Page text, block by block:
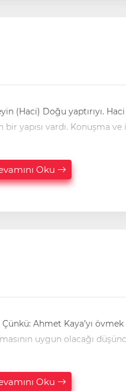
(Haci) Doğu yaptırıyı.
yapısı vardı. Konuşma ve
Oku
Ahmet Kaya’yı
uygun olacağı
Oku